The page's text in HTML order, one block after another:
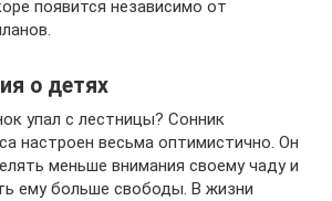
появится независимо от
о детях
упал с лестницы? Сонник
настроен весьма оптимистично. Он
меньше внимания своему чаду и
ему больше свободы. В жизни